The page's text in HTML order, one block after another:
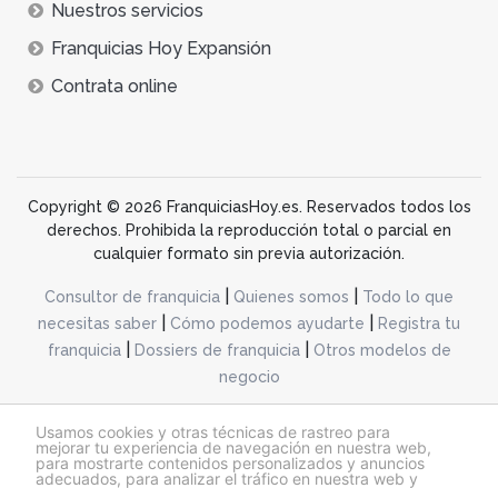
Usamos cookies y otras técnicas de rastreo para
mejorar tu experiencia de navegación en nuestra web,
para mostrarte contenidos personalizados y anuncios
adecuados, para analizar el tráfico en nuestra web y
Nuestros servicios
Franquicias Hoy Expansión
Contrata online
Copyright © 2026 FranquiciasHoy.es. Reservados todos los
derechos. Prohibida la reproducción total o parcial en
cualquier formato sin previa autorización.
Consultor de franquicia Quienes somos
Todo lo que
necesitas saber
Cómo podemos ayudarte
Registra tu
franquicia| Dossiers de franquicia|
Otros modelos de
negocio
@franquiciashoy.es |Aviso legal| Política de cookies|Política de privacidad